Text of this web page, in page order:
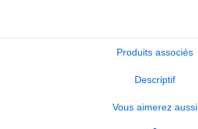
Produits associés
Descriptif
Vous aimerez aussi